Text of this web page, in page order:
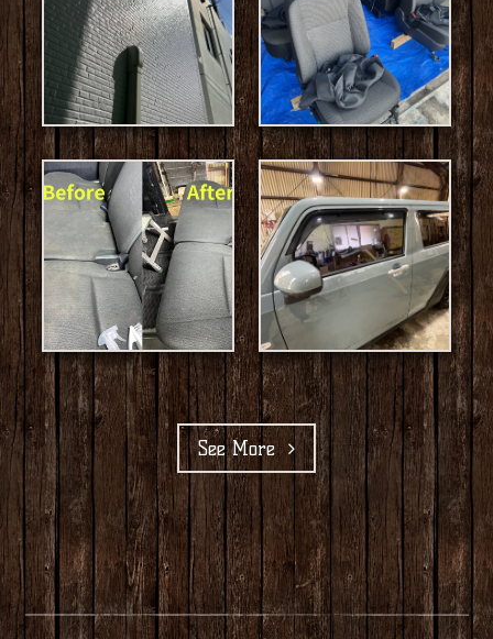
See More